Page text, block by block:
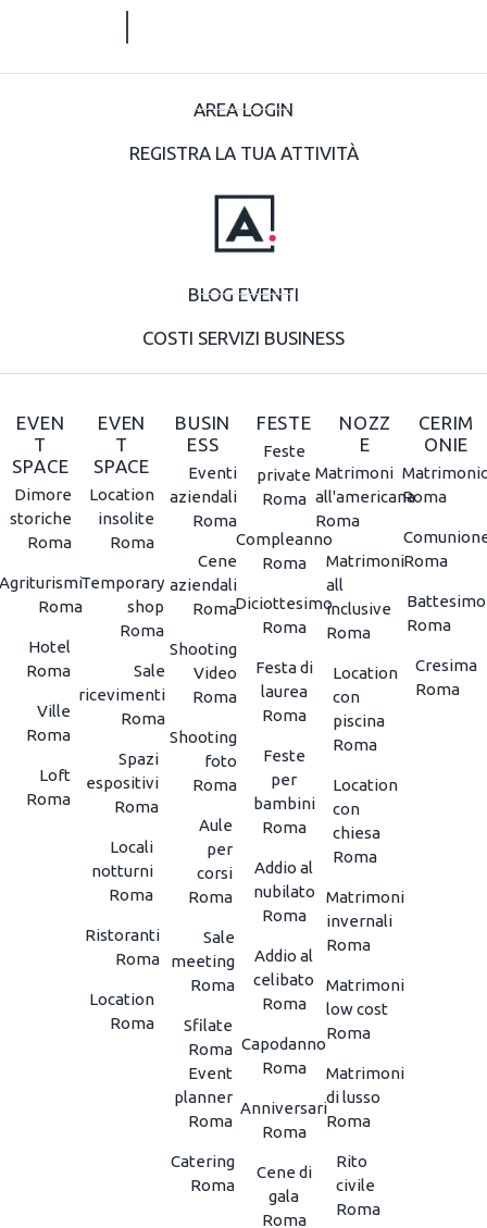
AREA LOGIN
REGISTRA LA TUA ATTIVITÀ
BLOG EVENTI
COSTI SERVIZI BUSINESS
EVEN
T
SPACE
Dimore
storiche
Roma
Roma
Hotel
Roma
Ville
Roma
Loft
Roma
EVEN
T
SPACE
Location
insolite
Roma
Temporary
shop
Roma
Sale
ricevimenti
Roma
Spazi
espositivi
Roma
Locali
notturni
Roma
Ristoranti
Roma
Location
Roma
BUSIN
ESS
Eventi
aziendali
Roma
Cene
aziendali
Roma
Shooting
Video
Roma
Shooting
foto
Roma
Aule
per
corsi
Roma
Sale
meeting
Roma
Sfilate
Roma
Event
planner
Roma
Catering
Roma
FESTE
Feste
private
Roma
Compleanno
Roma
Diciottesimo
Roma
Festa di
laurea
Roma
Feste
per
bambini
Roma
Addio al
nubilato
Roma
Addio al
celibato
Roma
Capodanno
Roma
Anniversari
Roma
Cene di
gala
Roma
NOZZ
E
Matrimoni
all'americana
Roma
Matrimoni
all
inclusive
Roma
Location
con
piscina
Roma
Location
con
chiesa
Roma
Matrimoni
invernali
Roma
Matrimoni
low cost
Roma
Matrimoni
di lusso
Roma
Rito
civile
Roma
CERIM
ONIE
Roma
Roma
Battesimo
Roma
Cresima
Roma